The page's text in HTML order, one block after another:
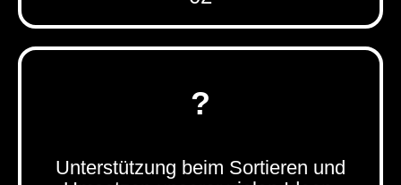
SEHEN WIR AUCH SO!
Und das mit dem Plan erledigt
?
Unterstützung beim Sortieren und